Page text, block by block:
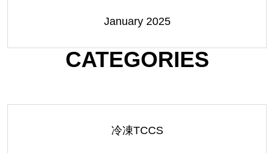
January 2025
CATEGORIES
冷凍TCCS